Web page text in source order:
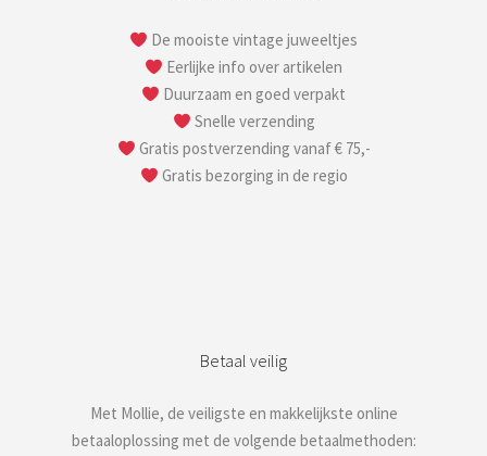
De mooiste vintage juweeltjes
Eerlijke info over artikelen
Duurzaam en goed verpakt
Snelle verzending
Gratis postverzending vanaf € 75,-
Gratis bezorging in de regio
Betaal veilig
Met Mollie, de veiligste en makkelijkste online
betaaloplossing met de volgende betaalmethoden: